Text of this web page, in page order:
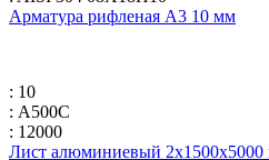
Арматура рифленая А3 10 мм
: 10
: А500С
: 12000
Лист алюминиевый